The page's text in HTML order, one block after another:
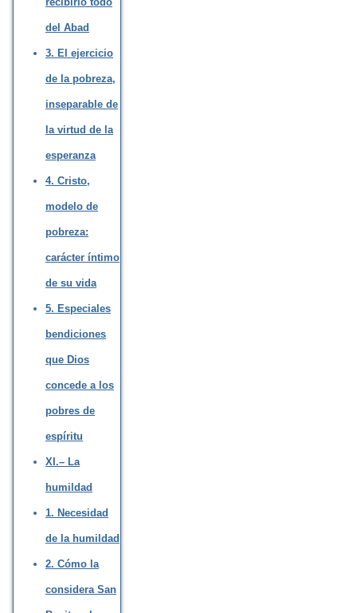
del Abad
3. El ejercicio
de la pobreza,
inseparable de
la virtud de la
esperanza
4. Cristo,
modelo de
pobreza:
carácter íntimo
de su vida
5. Especiales
bendiciones
que Dios
concede a los
pobres de
espíritu
XI.– La
humildad
1. Necesidad
de la humildad
2. Cómo la
considera San